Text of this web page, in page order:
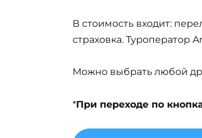
В стоимость входит:
страховка. Туроператор
Можно выбрать любой
*При переходе по